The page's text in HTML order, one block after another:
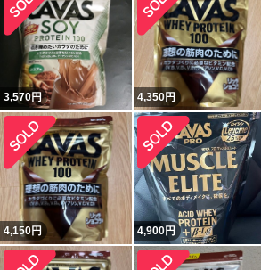
3,570円 4,350円
4,150円 4,900円